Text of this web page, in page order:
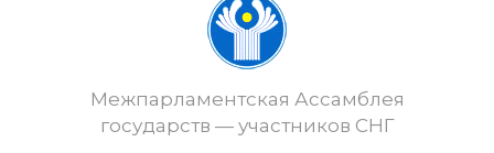
Межпарламентская Ассамблея
государств — участников СНГ